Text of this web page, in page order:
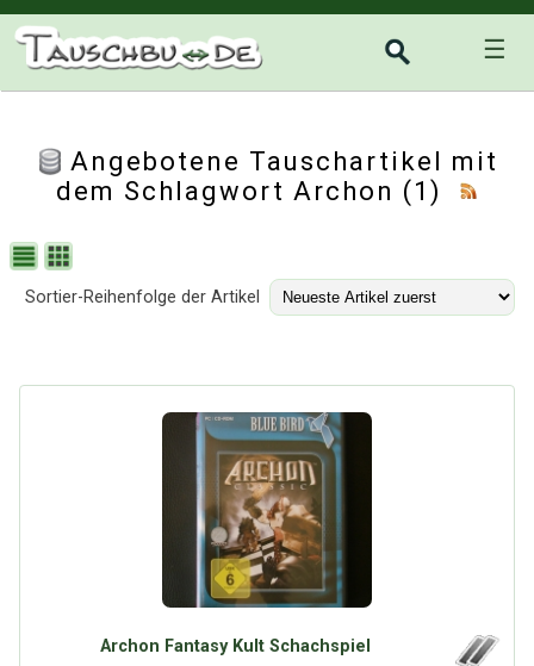
☰
Angebotene Tauschartikel mit
dem Schlagwort Archon (1)
Sortier-Reihenfolge der Artikel
Archon Fantasy Kult Schachspiel